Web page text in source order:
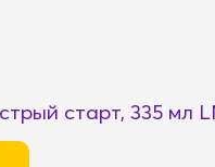
старт, 335 мл